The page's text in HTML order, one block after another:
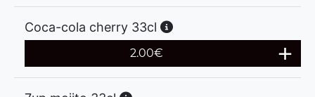
Coca-cola cherry 33cl
2.00€